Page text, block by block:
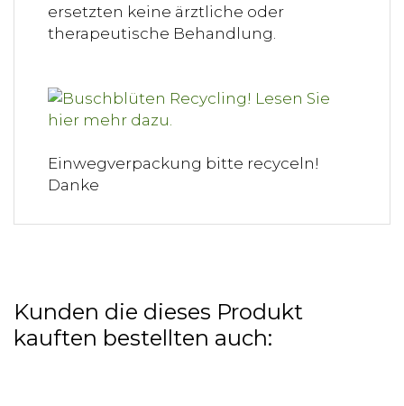
ersetzten keine ärztliche oder
therapeutische Behandlung.
Einwegverpackung bitte recyceln!
Danke
Kunden die dieses Produkt
kauften bestellten auch: